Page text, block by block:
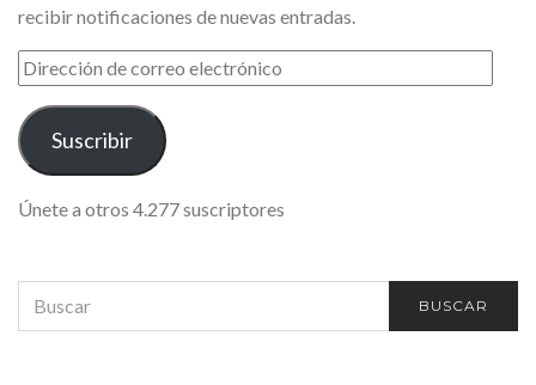
recibir notificaciones de nuevas entradas.
DIRECCIÓN
DE
CORREO
ELECTRÓNICO
Suscribir
Únete a otros 4.277 suscriptores
FOR:
BUSCAR